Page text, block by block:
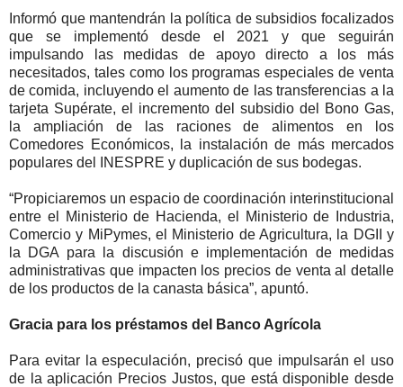
Informó que mantendrán la política de subsidios focalizados
que se implementó desde el 2021 y que seguirán
impulsando las medidas de apoyo directo a los más
necesitados, tales como los programas especiales de venta
de comida, incluyendo el aumento de las transferencias a la
tarjeta Supérate, el incremento del subsidio del Bono Gas,
la ampliación de las raciones de alimentos en los
Comedores Económicos, la instalación de más mercados
populares del INESPRE y duplicación de sus bodegas.
“Propiciaremos un espacio de coordinación interinstitucional
entre el Ministerio de Hacienda, el Ministerio de Industria,
Comercio y MiPymes, el Ministerio de Agricultura, la DGII y
la DGA para la discusión e implementación de medidas
administrativas que impacten los precios de venta al detalle
de los productos de la canasta básica”, apuntó.
Gracia para los préstamos del Banco Agrícola
Para evitar la especulación, precisó que impulsarán el uso
de la aplicación Precios Justos, que está disponible desde